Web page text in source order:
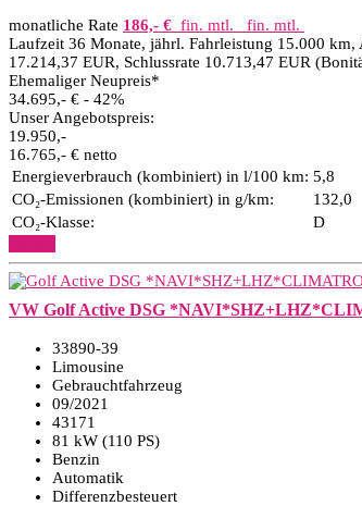
monatliche Rate 186,- € fin. mtl.
fin. mtl.
Laufzeit 36 Monate, jährl. Fahrleistung 15.000 km,
17.214,37 EUR, Schlussrate 10.713,47 EUR
Ehemaliger Neupreis*
34.695,- € - 42%
Unser Angebotspreis:
19.950,-
16.765,- € netto
Energieverbrauch (kombiniert) in l/100 km: 5,8
CO₂-Emissionen (kombiniert) in g/km:
132,0
CO₂-Klasse:
D
VW Golf Active DSG
33890-39
Limousine
Gebrauchtfahrzeug
09/2021
43171
81 kW (110 PS)
Benzin
Automatik
Differenzbesteuert